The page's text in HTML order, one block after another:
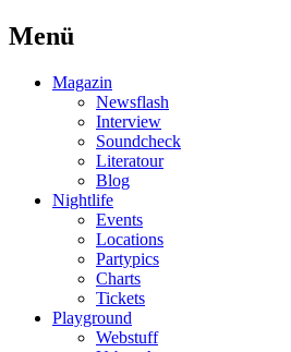
Menü
Magazin
Newsflash
Interview
Soundcheck
Literatour
Blog
Nightlife
Events
Locations
Partypics
Charts
Tickets
Playground
Webstuff